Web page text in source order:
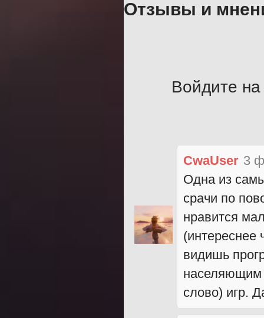
Отзывы и
Войдите на
CwaUser 3
Одна из
срачи по
нравится
(интереснее
видишь
населяющим
слово) игр.